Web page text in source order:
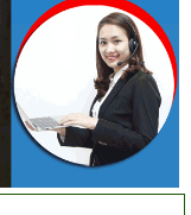
Cô Loan
57 Tây Thạnh, Tân Phú
nhiệt tình. Chúc
Khôi Nguyên